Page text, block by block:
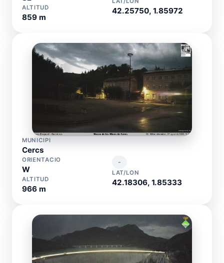
ALTITUD
859 m
42.25750, 1.85972
MUNICIPI
Cercs
ORIENTACIO
W
ALTITUD
966 m
-
LAT/LON
42.18306, 1.85333